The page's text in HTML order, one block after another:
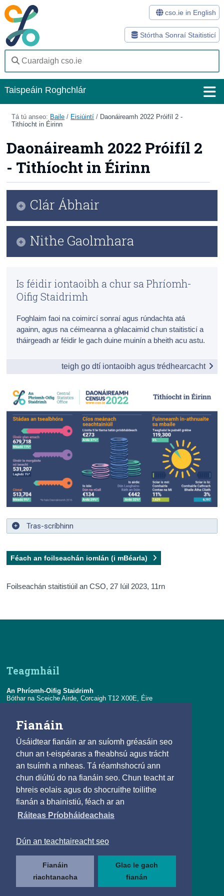
Fianáin
Úsáidtear fianáin ar an suíomh gréasáin seo
chun an t-eispéaras a fheabhsú agus trácht
an tsuímh a mheas. Tá réamhshocrú ann
chun diúltú do na fianáin seo. Chun teacht ar
bhreis eolais agus do shocruithe toilithe
fianán a bhainistiú, féach ar an
Ráiteas Príobháideachais
Dún an teachtaireacht seo
Fianáin
riachtanacha
Glac le gach
fianán
Stórtha Sonraí Staitisticí
cso.ie in English
Taispeáin Roghchlár
Baile
Stórtha Sonraí
Suirbhéanna
Eolas Fúinn
Daonáireamh
Tá tú anseo: Baile / Eisiúintí / Daonáireamh 2022 Próifíl 2 -
Tithíocht in Éirinn
Daonáireamh 2022 Próifíl 2
- Tithíocht in Éirinn
Tras-scríbhinn
Féach an foilseachán iomlán (i mBéarla)
Foilseachán staitistiúil an CSO, 27 Iúil 2023, 11rn
Clár Ábhair
Foirmeacha
Preasráiteas
Nithe Gaolmhara
Ceisteanna Coitianta ar Thorthaí Dhaonáireamh
2022
Ceisteanna coitianta - Teaghaisí folmha agus
Daonáireamh 2022
Is féidir iontaoibh a chur sa Phríomh-
Oifig Staidrimh
Foghlaim faoi na coimircí sonraí agus rúndachta atá
againn, agus na céimeanna a ghlacaimid chun staitisticí a
tháirgeadh ar féidir le gach duine muinín a bheith acu astu.
teigh go dtí iontaoibh agus trédhearcacht
Teagmháil
An Phríomh-Oifig Staidrimh
Bóthar na Sceiche Airde, Corcaigh T12 X00E, Éire
R-phost:
eolas@cso.ie
Naisc
© 2025
Beartas Cóipchirt agus Athúsáide
Saoráil Faisnéise
Inrochtaineacht
Teagmháil
Lean muid